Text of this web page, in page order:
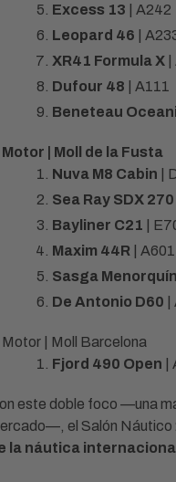
Excess 13 | A242
Leopard 46 |
XR41 Formula X
Dufour 48 | A111
Beneteau
Motor | Moll de la Fusta
Nuva M8 Cabin |
Sea Ray SDX
Bayliner C21 |
Maxim 44R | A601
Sasga
De Antonio D60
Motor | Moll Barcelona
Fjord 490 Open |
este doble foco —una
el Salón Náutico
la náutica internacional